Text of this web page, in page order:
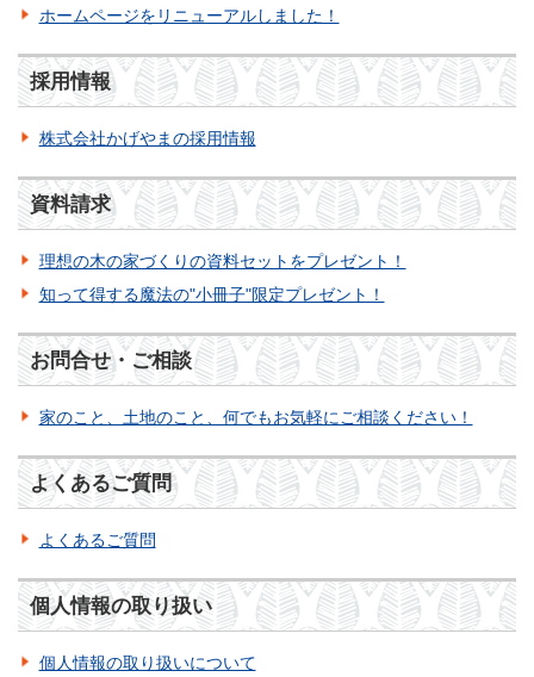
ホームページをリニューアルしました！
採用情報
株式会社かげやまの採用情報
資料請求
理想の木の家づくりの資料セットをプレゼント！
知って得する魔法の"小冊子"限定プレゼント！
お問合せ・ご相談
家のこと、土地のこと、何でもお気軽にご相談ください！
よくあるご質問
よくあるご質問
個人情報の取り扱い
個人情報の取り扱いについて